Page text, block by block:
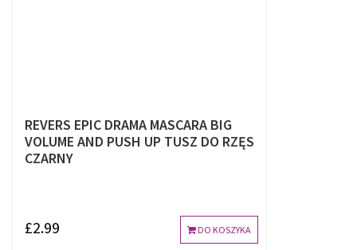
REVERS EPIC DRAMA MASCARA BIG
VOLUME AND PUSH UP TUSZ DO RZĘS
CZARNY
£2.99 DO KOSZYKA